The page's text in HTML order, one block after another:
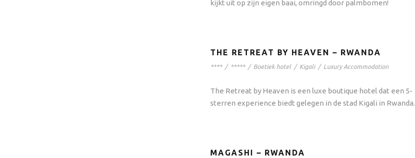
kijkt uit op zijn eigen baai, omringd door palmbomen!
THE RETREAT BY HEAVEN – RWANDA
**** / ***** / Boetiek hotel / Kigali / Luxury Accommodation
The Retreat by Heaven is een luxe boutique hotel dat een 5-
sterren experience biedt gelegen in de stad Kigali in Rwanda.
MAGASHI – RWANDA